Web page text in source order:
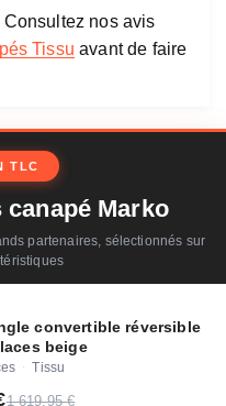
Consultez nos avis
Tissu avant de faire
TLC
canapé Marko
partenaires, sélectionnés sur
convertible réversible
beige
· Tissu
1 619,95 €